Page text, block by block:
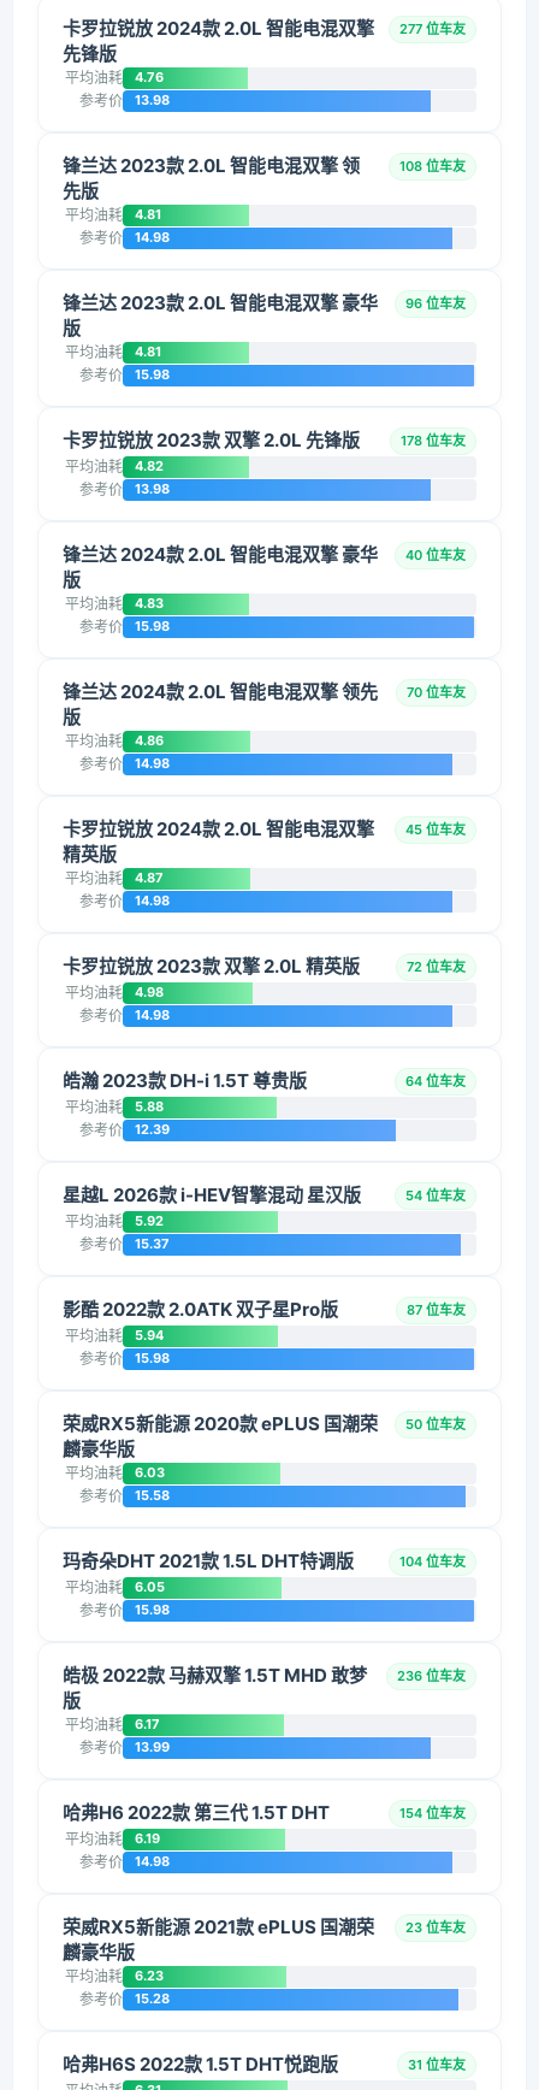
卡罗拉锐放 2024款 2.0L 智能电混双擎
先锋版
277 位车友
平均油耗 4.76
参考价 13.98
锋兰达 2023款 2.0L 智能电混双擎 领
先版
108 位车友
平均油耗 4.81
参考价 14.98
锋兰达 2023款 2.0L 智能电混双擎 豪华
版
96 位车友
平均油耗 4.81
参考价 15.98
卡罗拉锐放 2023款 双擎 2.0L 先锋版 178 位车友
平均油耗 4.82
参考价 13.98
锋兰达 2024款 2.0L 智能电混双擎 豪华
版
40 位车友
平均油耗 4.83
参考价 15.98
锋兰达 2024款 2.0L 智能电混双擎 领先
版
70 位车友
平均油耗 4.86
参考价 14.98
卡罗拉锐放 2024款 2.0L 智能电混双擎
精英版
45 位车友
平均油耗 4.87
参考价 14.98
卡罗拉锐放 2023款 双擎 2.0L 精英版 72 位车友
平均油耗 4.98
参考价 14.98
皓瀚 2023款 DH-i 1.5T 尊贵版 64 位车友
平均油耗 5.88
参考价 12.39
星越L 2026款 i-HEV智擎混动 星汉版 54 位车友
平均油耗 5.92
参考价 15.37
影酷 2022款 2.0ATK 双子星Pro版 87 位车友
平均油耗 5.94
参考价 15.98
荣威RX5新能源 2020款 ePLUS 国潮荣
麟豪华版
50 位车友
平均油耗 6.03
参考价 15.58
玛奇朵DHT 2021款 1.5L DHT特调版 104 位车友
平均油耗 6.05
参考价 15.98
皓极 2022款 马赫双擎 1.5T MHD 敢梦
版
236 位车友
平均油耗 6.17
参考价 13.99
哈弗H6 2022款 第三代 1.5T DHT 154 位车友
平均油耗 6.19
参考价 14.98
荣威RX5新能源 2021款 ePLUS 国潮荣
麟豪华版
23 位车友
平均油耗 6.23
参考价 15.28
哈弗H6S 2022款 1.5T DHT悦跑版 31 位车友